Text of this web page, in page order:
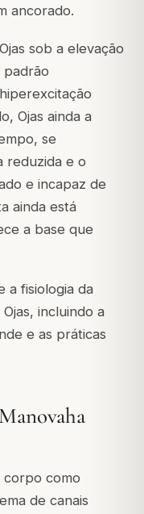
ancorado.
sob a elevação
padrão
Ojas ainda a
se
reduzida e o
e incapaz de
ainda está
a base que
a fisiologia da
incluindo a
e as práticas
corpo como
de canais